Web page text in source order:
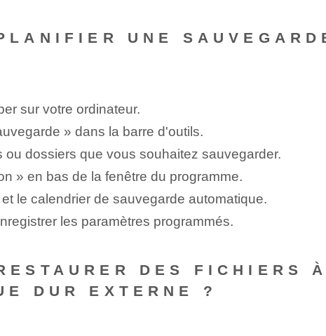
UNE
sur votre ordinateur.
» dans la barre d'outils.
ou dossiers que vous souhaitez sauvegarder.
» en bas de la fenêtre du programme.
le calendrier de sauvegarde automatique.
les paramètres programmés.
DES FICHIERS
DUR EXTERNE ?